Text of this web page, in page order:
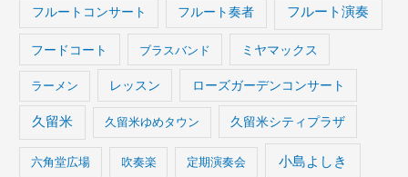
フルートコンサート フルート奏者 フルート演奏
フードコート ブラスバンド ミヤマックス
ラーメン レッスン ローズガーデンコンサート
久留米 久留米ゆめタウン 久留米シティプラザ
六角堂広場 吹奏楽 定期演奏会 小島よしき